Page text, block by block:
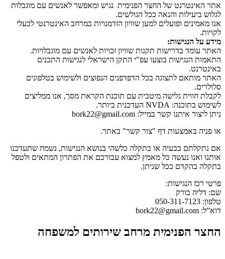
אתר האינטרנט של החצר הפנימית נגיש ומאפשר לאנשים עם מוגבלות
לגלוש ביעילות והנאה ככל הגולשים.
אנו מאמינים ופועלים למען שוויון הזדמנויות במרחב האינטרנטי לבעלי
לקויות.
מידע על הנגישות:
האתר עומד בדרישות תקנות שוויון זכויות לאנשים עם מוגבלויות.
התאמות הנגישות בוצעו עפ"י התקן הישראלי לנגישות התכנים
באינטרנט.
האתר מותאם לתצוגה בכל הדפדפנים הנפוצים ולשימוש בטלפונים
סלולרים.
לקבלת חווית גלישה מיטבית עם תוכנת הקראת מסך, אנו ממליצים
לשימוש בתוכנה: NVDA העדכנית ביותר.
ניתן ליצור איתנו קשר במייל: bork22@gmail.com
או פניה באמצעות דף "צור קשר" באתר.
אם נתקלתם בבעיה או בתקלה כלשהי בנושא הנגישות, נשמח שתעדכנו
אותנו ואנו נעשה כל מאמץ למצוא עבורכם את הפתרון המתאים ולטפל
בתקלה בהקדם ככל שניתן.
פרטי רכז הנגישות:
שם: דליה בורק
טלפון: 050-311-7123
דוא”ל: bork22@gmail.com
החצר הפנימית מרחב שירותים למשפחה